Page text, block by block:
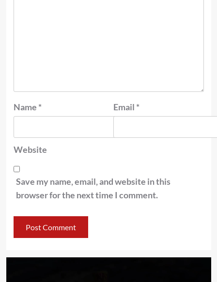
Name * Email *
Website
Save my name, email, and website in this
browser for the next time I comment.